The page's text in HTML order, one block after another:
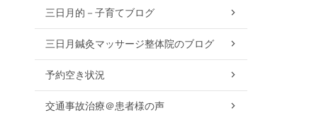
三日月的－子育てブログ
三日月鍼灸マッサージ整体院のブログ
予約空き状況
交通事故治療＠患者様の声